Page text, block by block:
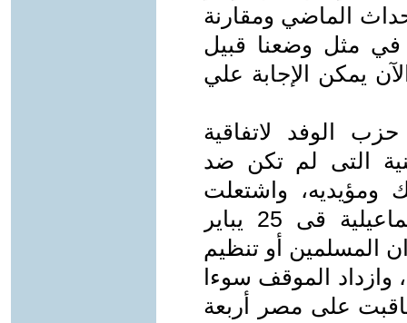
الماضي ومقارنة
مثل وضعنا قبيل
الآن يمكن الإجابة علي
الوفد لاتفاقية
التى لم تكن ضد
ومؤيديه، واشتعلت
منطقة القنال، ووقعت مذبحة الإسماعيلية قى 25 يباير
المسلمين أو تنظيم
وازداد الموقف سوءا
فى 27 يناير 1952م، وتعاقبت على مصر أربعة